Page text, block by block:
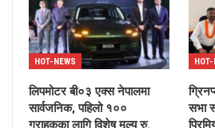
HOT-NEWS
लिपमोटर बी०३ एक्स नेपालमा
सार्वजनिक, पहिलो १००
ग्राहकका लागि विशेष मूल्य रु.
HOT-
सभा